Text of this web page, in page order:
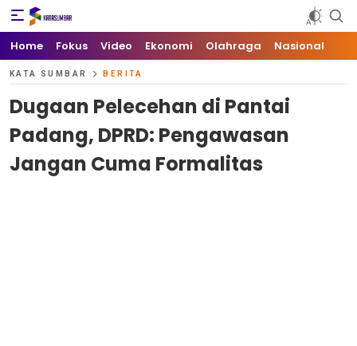
Kata Sumbar
Berita Sumbar Hari Ini
Home Fokus Video Ekonomi Olahraga Nasional
KATA SUMBAR BERITA
Dugaan Pelecehan di Pantai
Padang, DPRD: Pengawasan
Jangan Cuma Formalitas